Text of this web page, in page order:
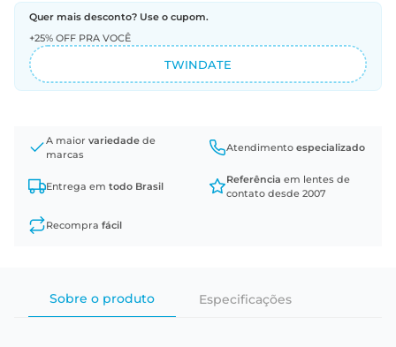
Quer mais desconto? Use o cupom.
+25% OFF PRA VOCÊ
TWINDATE
A maior variedade de
marcas
Atendimento especializado
Entrega em todo Brasil
Referência em lentes de
contato desde 2007
Recompra fácil
Sobre o produto Especificações